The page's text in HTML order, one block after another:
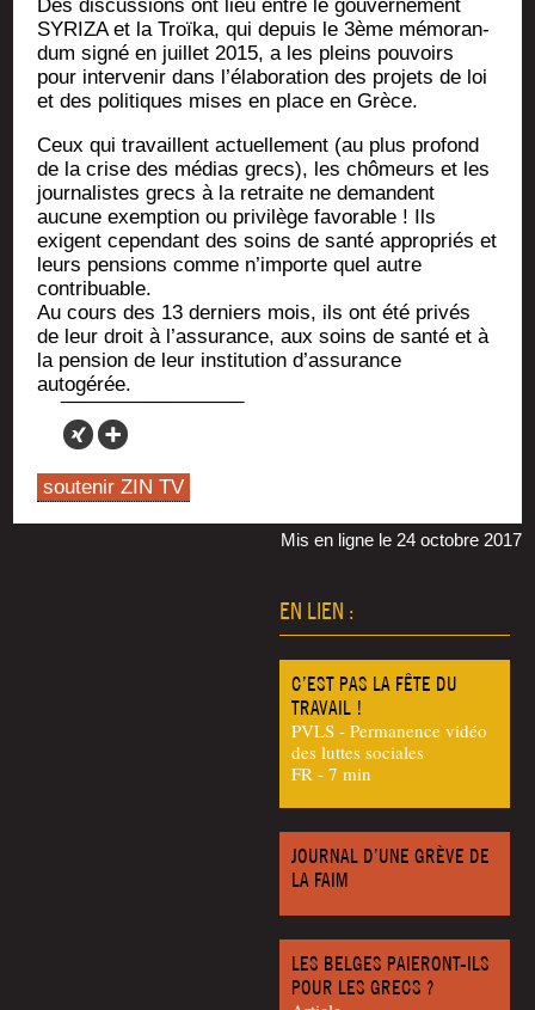
Des dis­cus­sions ont lieu entre le gou­ver­ne­ment
SYRIZA et la Troï­ka, qui depuis le 3ème mémo­ran­
dum signé en juillet 2015, a les pleins pou­voirs
pour inter­ve­nir dans l’é­la­bo­ra­tion des pro­jets de loi
et des poli­tiques mises en place en Grèce.
Ceux qui tra­vaillent actuel­le­ment (au plus pro­fond
de la crise des médias grecs), les chô­meurs et les
jour­na­listes grecs à la retraite ne demandent
aucune exemp­tion ou pri­vi­lège favo­rable ! Ils
exigent cepen­dant des soins de san­té appro­priés et
leurs pen­sions comme n’im­porte quel autre
contribuable.
Au cours des 13 der­niers mois, ils ont été pri­vés
de leur droit à l’as­su­rance, aux soins de san­té et à
la pen­sion de leur ins­ti­tu­tion d’as­su­rance
autogérée.
soutenir ZIN TV
Mis en ligne le 24 octobre 2017
EN LIEN :
C’EST PAS LA FÊTE DU
TRAVAIL !
PVLS - Permanence vidéo
des luttes sociales
FR - 7 min
JOURNAL D’UNE GRÈVE DE
LA FAIM
LES BELGES PAIERONT-ILS
POUR LES GRECS ?